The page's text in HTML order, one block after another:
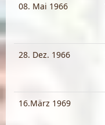
08. Mai 1966
28. Dez. 1966
16.März 1969